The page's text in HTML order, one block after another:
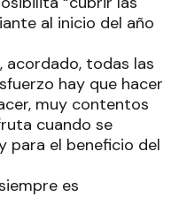
al inicio del año
acordado, todas las
hay que hacer
muy contentos
cuando se
para el beneficio del
es